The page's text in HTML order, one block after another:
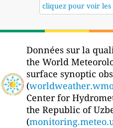
cliquez pour voir
Données sur la
the World
surface synoptic
(
Center for
the Republic of
(